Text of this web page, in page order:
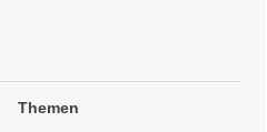
Themen